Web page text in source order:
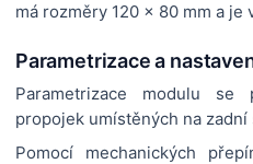
má rozměry 120 x 80 mm a je
Parametrizace a
Parametrizace modulu
propojek umístěných na
Pomocí mechanických